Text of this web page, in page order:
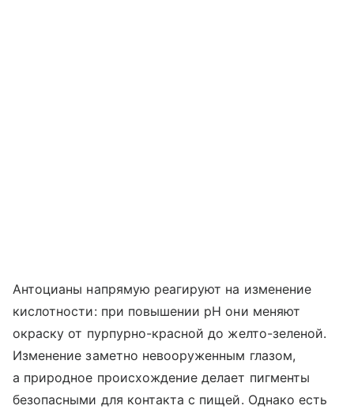
Антоцианы напрямую реагируют на изменение
кислотности: при повышении pH они меняют
окраску от пурпурно-красной до желто-зеленой.
Изменение заметно невооруженным глазом,
а природное происхождение делает пигменты
безопасными для контакта с пищей. Однако есть